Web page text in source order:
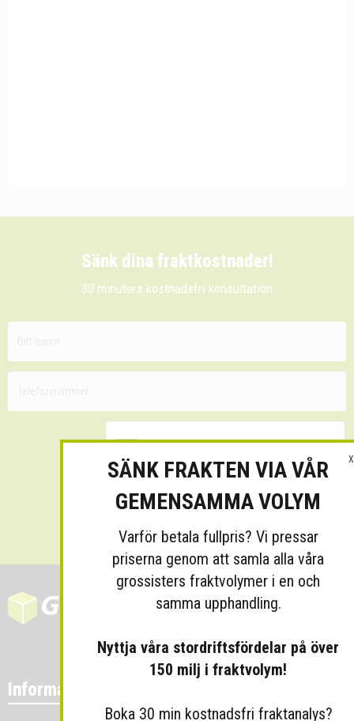
Sänk dina fraktkostnader!
30 minuters kostnadsfri konsultation
Skicka
Information
X
SÄNK FRAKTEN VIA VÅR
GEMENSAMMA VOLYM
Varför betala fullpris? Vi pressar
priserna genom att samla alla våra
grossisters fraktvolymer i en och
samma upphandling.
Nyttja våra stordriftsfördelar på över
150 milj i fraktvolym!
Boka 30 min kostnadsfri fraktanalys?